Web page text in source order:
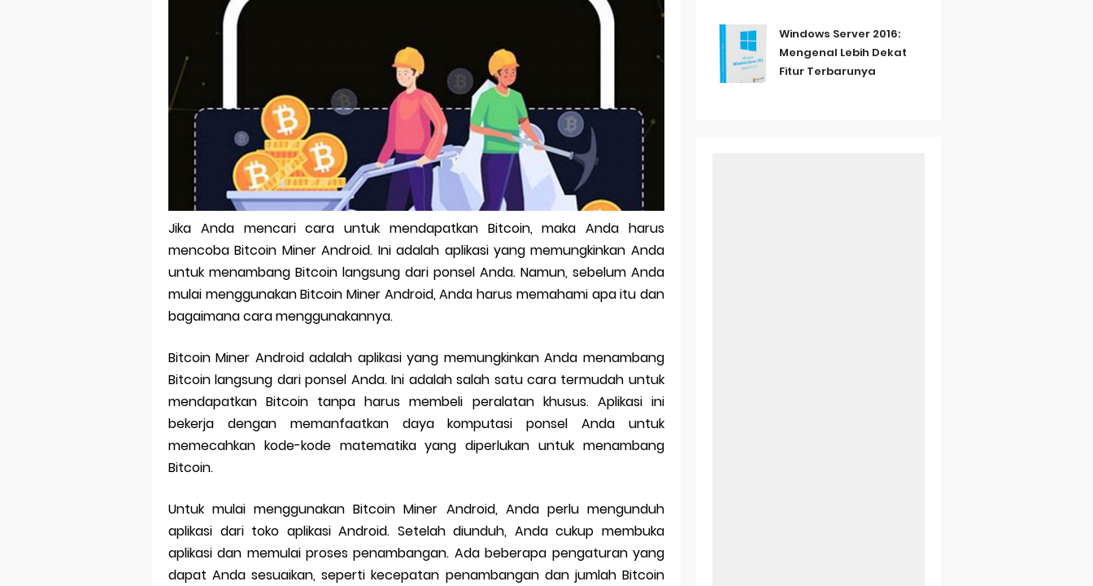
Cara Menghapus Panggilan Di Ig
Bitcoin Miner Android: Apa Itu Dan Bagaimana Cara Menggunakannya
Pp Wa Couple Pasangan: Cara Terbaik Untuk Menjaga Hubungan
Cara Mengecek Windows Ori
Simpan Profil Ig Dengan Mudah
Aplikasi Togel Android: Solusi Praktis Untuk Pecinta Togel
Siap Video Call, tapi Download Aplikasinya Dulu, Abangku
Jika Anda mencari cara untuk mendapatkan Bitcoin, maka Anda harus
mencoba Bitcoin Miner Android. Ini adalah aplikasi yang memungkinkan Anda
untuk menambang Bitcoin langsung dari ponsel Anda. Namun, sebelum Anda
mulai menggunakan Bitcoin Miner Android, Anda harus memahami apa itu dan
bagaimana cara menggunakannya.
Bitcoin Miner Android adalah aplikasi yang memungkinkan Anda menambang
Bitcoin langsung dari ponsel Anda. Ini adalah salah satu cara termudah untuk
mendapatkan Bitcoin tanpa harus membeli peralatan khusus. Aplikasi ini
bekerja dengan memanfaatkan daya komputasi ponsel Anda untuk
memecahkan kode-kode matematika yang diperlukan untuk menambang
Bitcoin.
Untuk mulai menggunakan Bitcoin Miner Android, Anda perlu mengunduh
aplikasi dari toko aplikasi Android. Setelah diunduh, Anda cukup membuka
aplikasi dan memulai proses penambangan. Ada beberapa pengaturan yang
dapat Anda sesuaikan, seperti kecepatan penambangan dan jumlah Bitcoin
Windows Server 2016:
Mengenal Lebih Dekat
Fitur Terbarunya